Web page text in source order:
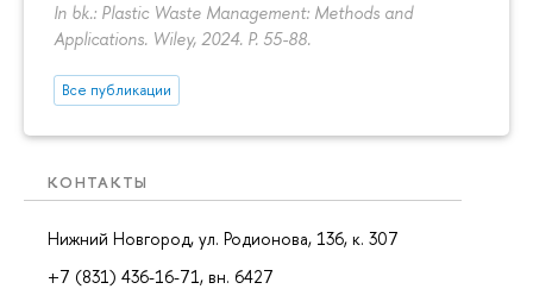
In bk.: Plastic Waste Management: Methods and
Applications. Wiley, 2024. P. 55-88.
Все публикации
КОНТАКТЫ
Нижний Новгород, ул. Родионова, 136, к. 307
+7 (831) 436-16-71, вн. 6427